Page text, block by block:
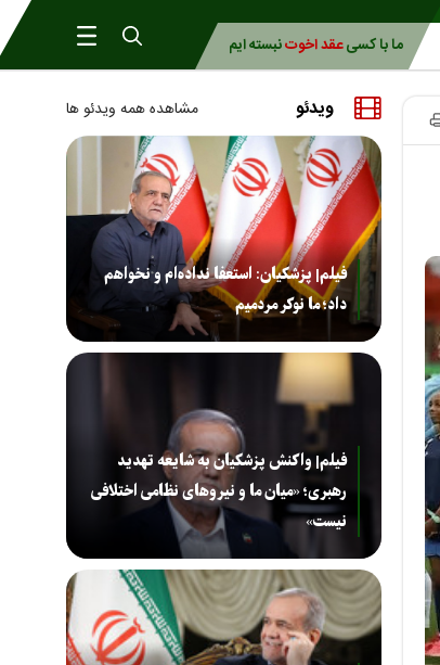
ما با کسیعقد اخوتنبسته ایم
ویدئو مشاهده همه ویدئو ها
فیلم| پزشکیان: استعفا نداده‌ام و نخواهم
داد؛ ما نوکر مردمیم
فیلم| واکنش پزشکیان به شایعه تهدید
رهبری؛ «میان ما و نیروهای نظامی اختلافی
نیست»